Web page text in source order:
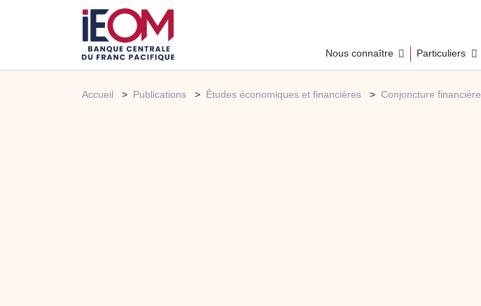
Nous connaître Particuliers
Accueil Publications Études économiques et financières Conjoncture financière